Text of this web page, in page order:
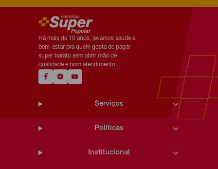
Há mais de 10 anos, levamos saúde e
bem-estar pra quem gosta de pagar
super barato sem abrir mão de
qualidade e bom atendimento.
Serviços
Políticas
Institucional